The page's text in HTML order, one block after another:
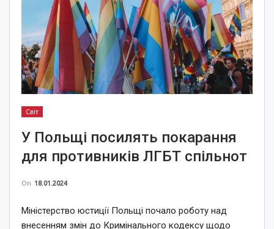
Світ
У Польщі посилять покарання
для противників ЛГБТ спільнот
On 18.01.2024
Міністерство юстиції Польщі почало роботу над
внесенням змін до Кримінального кодексу щодо